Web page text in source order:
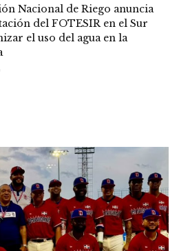
Nacional de Riego anuncia
del FOTESIR en el Sur
el uso del agua en la